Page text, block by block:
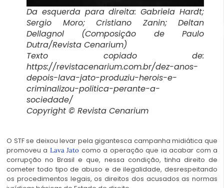
Da esquerda para direita: Gabriela Hardt;
Sergio Moro; Cristiano Zanin; Deltan
Dellagnol (Composição de Paulo
Dutra/Revista Cenarium)
Texto copiado de:
https://revistacenarium.com.br/dez-anos-
depois-lava-jato-produziu-herois-e-
criminalizou-politica-perante-a-
sociedade/
Copyright © Revista Cenarium
O STF se deixou levar pela gigantesca campanha midiática que
promoveu a Lava Jato como a operação que ia acabar com a
corrupção no Brasil e que, nessa condição, tinha direito de
cometer todo tipo de abuso e de ilegalidade, desrespeitando
os procedimentos legais, os direitos dos acusados as normas